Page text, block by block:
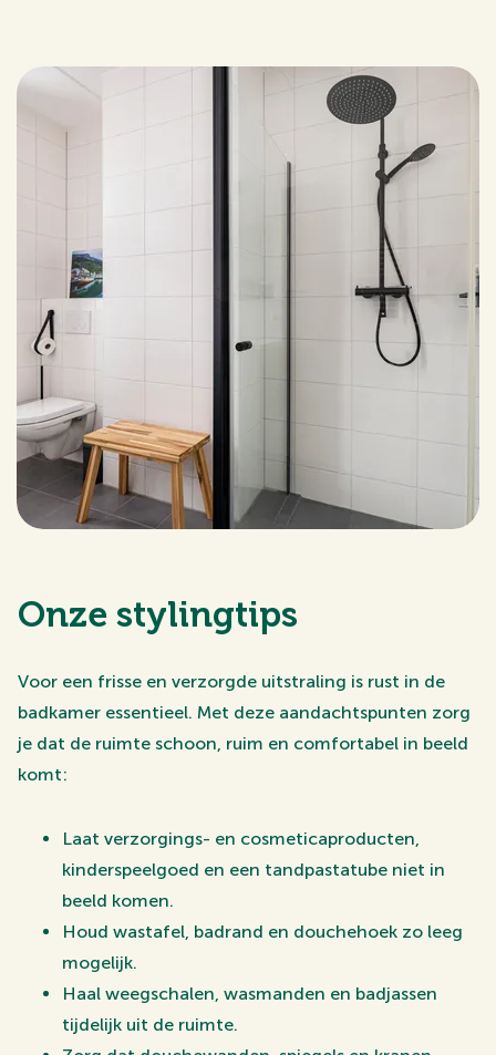
Onze stylingtips
Voor een frisse en verzorgde uitstraling is rust in de
badkamer essentieel. Met deze aandachtspunten zorg
je dat de ruimte schoon, ruim en comfortabel in beeld
komt:
Laat verzorgings- en cosmeticaproducten,
kinderspeelgoed en een tandpastatube niet in
beeld komen.
Houd wastafel, badrand en douchehoek zo leeg
mogelijk.
Haal weegschalen, wasmanden en badjassen
tijdelijk uit de ruimte.